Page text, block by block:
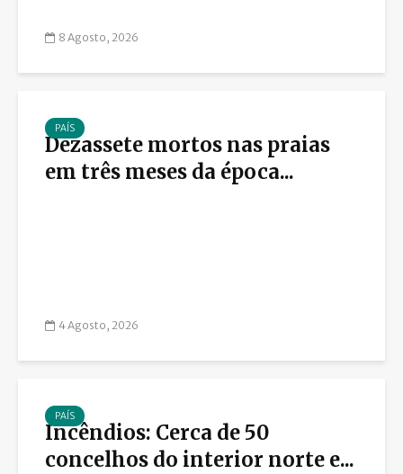
8 Agosto, 2026
PAÍS
Dezassete mortos nas praias
em três meses da época...
4 Agosto, 2026
PAÍS
Incêndios: Cerca de 50
concelhos do interior norte e...